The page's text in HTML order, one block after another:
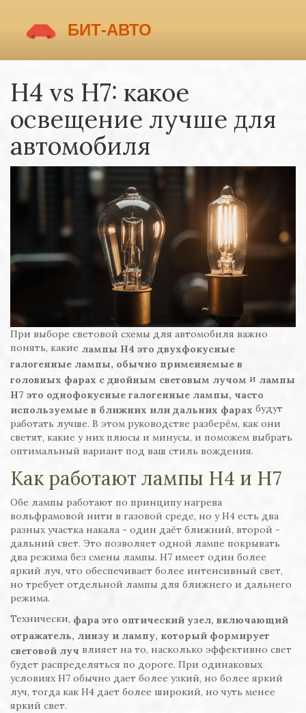
H4 vs H7: какое
освещение лучше для
автомобиля
При выборе световой схемы для автомобиля важно
понять, какие лампы H4 это двухфокусные
галогенные лампы, обычно применяемые в
головных фарах с двойным световым лучом и лампы
H7 это однофокусные галогенные лампы, часто
используемые в ближних или дальних фарах будут
работать лучше. В этом руководстве разберём, как они
светят, какие у них плюсы и минусы, и поможем выбрать
оптимальный вариант под ваш стиль вождения.
Как работают лампы H4 и H7
Обе лампы работают по принципу нагрева
вольфрамовой нити в газовой среде, но у H4 есть два
разных участка накала - один даёт ближний, второй -
дальний свет. Это позволяет одной лампе покрывать
два режима без смены лампы. H7 имеет один более
яркий луч, что обеспечивает более интенсивный свет,
но требует отдельной лампы для ближнего и дальнего
режима.
Технически, фара это оптический узел, включающий
отражатель, линзу и лампу, который формирует
световой луч влияет на то, насколько эффективно свет
будет распределяться по дороге. При одинаковых
условиях H7 обычно дает более узкий, но более яркий
луч, тогда как H4 дает более широкий, но чуть менее
яркий свет.